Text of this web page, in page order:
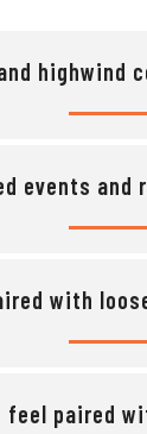
highwind
events
with
feel paired